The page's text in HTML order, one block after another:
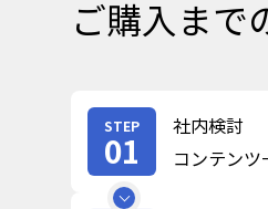
ご購入まで
STEP
01
社内検討
コンテンツ